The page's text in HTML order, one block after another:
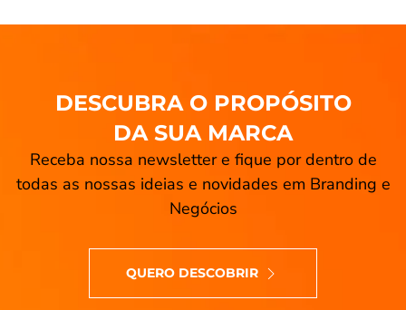
DESCUBRA O PROPÓSITO
DA SUA MARCA
Receba nossa newsletter e fique por dentro de
todas as nossas ideias e novidades em Branding e
Negócios
QUERO DESCOBRIR